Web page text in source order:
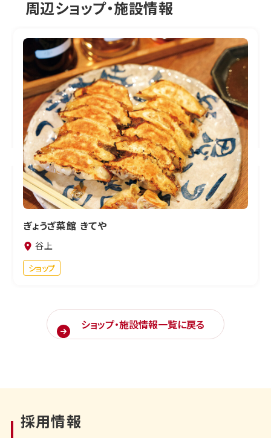
周辺ショップ・施設情報
ぎょうざ菜館 きてや
谷上
ショップ
ショップ・施設情報一覧に戻る
採用情報